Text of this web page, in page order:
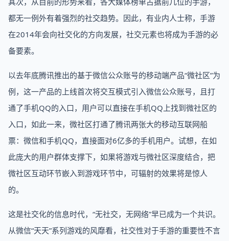
都无一例外有着强烈的社交趋势。因此，有业内人士称，手游
在2014年会向社交化的方向发展，社交元素也将成为手游的必
备要素。
以去年底腾讯推出的基于微信公众账号的移动端产品“微社区”为
例，这一产品的上线首次将交互模式引入微信公众账号，且打
通了手机QQ的入口，用户可以直接在手机QQ上找到微社区的
入口，如此一来，微社区打通了腾讯两张大的移动互联网船
票：微信和手机QQ，直接面对6亿多的手机用户。试想，在如
此庞大的用户群体支撑下，如果将游戏与微社区深度结合，把
微社区互动环节嵌入到游戏环节中，可辐射的效果将是惊人
的。
这是社交化的信息时代，“无社交，无网络”早已成为一个共识。
从微信“天天”系列游戏的风靡看，社交性对于手游的重要性不言